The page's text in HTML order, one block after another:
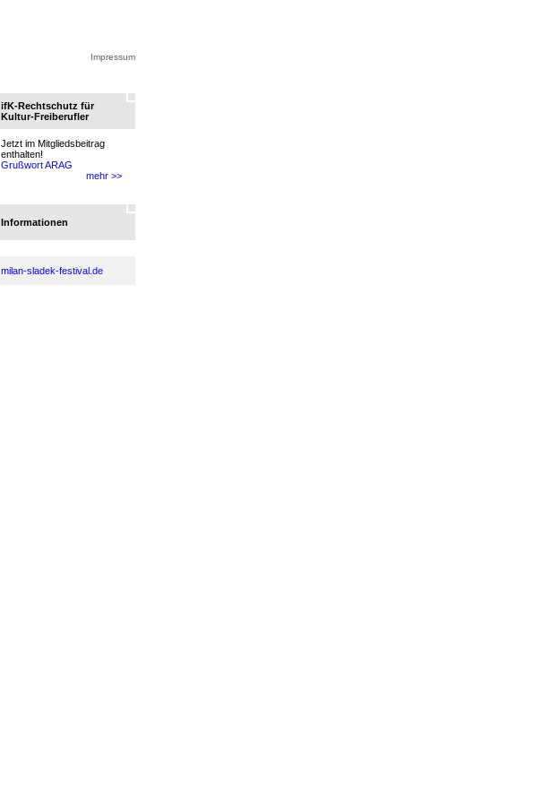
Impressum
ifK-Rechtschutz für
Kultur-Freiberufler
Jetzt im Mitgliedsbeitrag
enthalten!
Grußwort ARAG
mehr >>
Informationen
milan-sladek-festival.de